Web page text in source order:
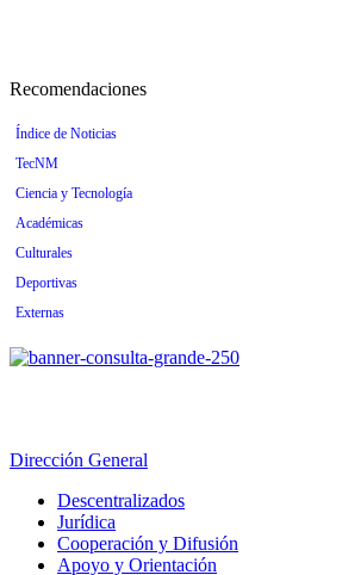
Recomendaciones
Índice de Noticias
TecNM
Ciencia y Tecnología
Académicas
Culturales
Deportivas
Externas
Dirección General
Descentralizados
Jurídica
Cooperación y Difusión
Apoyo y Orientación